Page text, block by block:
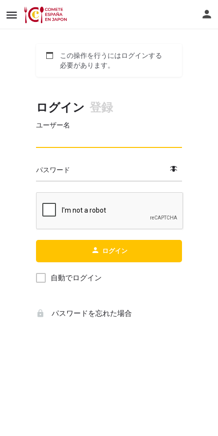
この操作を行うにはログインする
必要があります。
ログイン 登録
ユーザー名
パスワード
ログイン
自動でログイン
パスワードを忘れた場合